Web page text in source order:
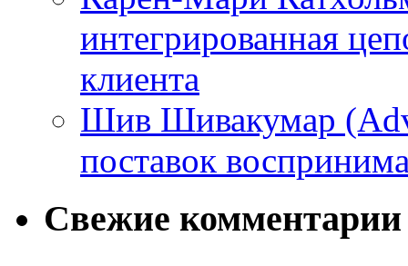
интегрированная
клиента
Шив Шивакумар
поставок
Свежие комментарии